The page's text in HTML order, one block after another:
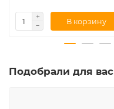
В корзину
Подобрали для вас